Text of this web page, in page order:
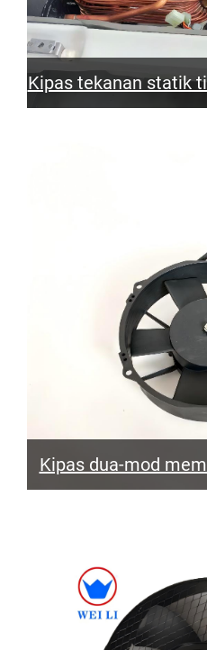
Kipas tekanan statik
Kipas dua-mod
kompartmen